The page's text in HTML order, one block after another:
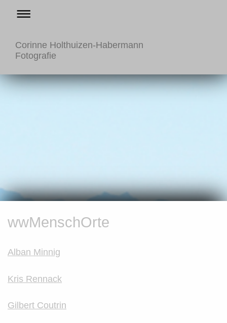
Corinne Holthuizen-Habermann
Fotografie
wwMenschOrte
Alban Minnig
Kris Rennack
Gilbert Coutrin